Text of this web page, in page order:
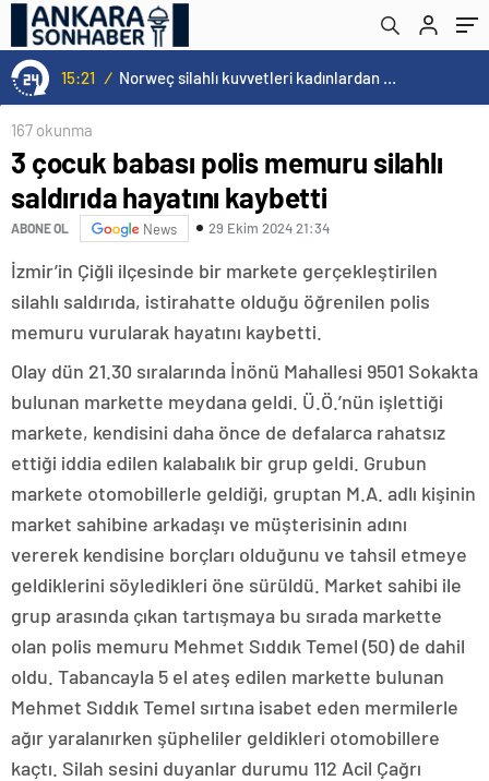
15:21 / Norweç silahlı kuvvetleri kadınlardan oluşan özel kuvvetler eğitimlerini başlattı.
167 okunma
3 çocuk babası polis memuru silahlı
saldırıda hayatını kaybetti
ABONE OL News 29 Ekim 2024 21:34
İzmir’in Çiğli ilçesinde bir markete gerçekleştirilen
silahlı saldırıda, istirahatte olduğu öğrenilen polis
memuru vurularak hayatını kaybetti.
Olay dün 21.30 sıralarında İnönü Mahallesi 9501 Sokakta
bulunan markette meydana geldi. Ü.Ö.’nün işlettiği
markete, kendisini daha önce de defalarca rahatsız
ettiği iddia edilen kalabalık bir grup geldi. Grubun
markete otomobillerle geldiği, gruptan M.A. adlı kişinin
market sahibine arkadaşı ve müşterisinin adını
vererek kendisine borçları olduğunu ve tahsil etmeye
geldiklerini söyledikleri öne sürüldü. Market sahibi ile
grup arasında çıkan tartışmaya bu sırada markette
olan polis memuru Mehmet Sıddık Temel (50) de dahil
oldu. Tabancayla 5 el ateş edilen markette bulunan
Mehmet Sıddık Temel sırtına isabet eden mermilerle
ağır yaralanırken şüpheliler geldikleri otomobillere
kaçtı. Silah sesini duyanlar durumu 112 Acil Çağrı